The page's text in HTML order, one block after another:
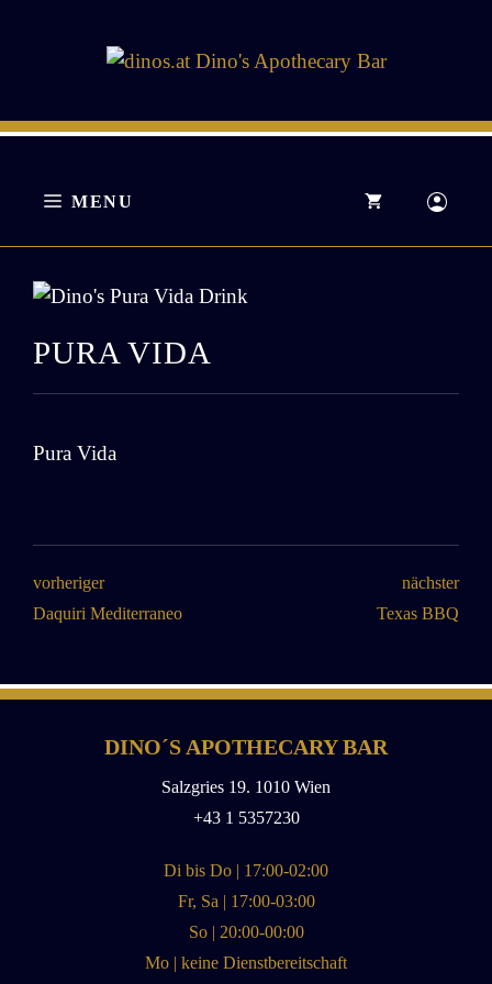
MENU
PURA VIDA
Pura Vida
vorheriger
Daquiri Mediterraneo
nächster
Texas BBQ
DINO´S APOTHECARY BAR
Salzgries 19. 1010 Wien
+43 1 5357230
Di bis Do | 17:00-02:00
Fr, Sa | 17:00-03:00
So | 20:00-00:00
Mo | keine Dienstbereitschaft